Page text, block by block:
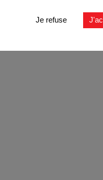
Je refuse